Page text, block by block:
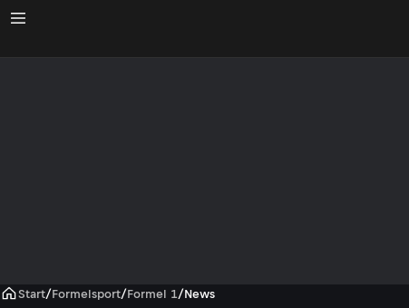
Start/Formelsport/Formel 1/News